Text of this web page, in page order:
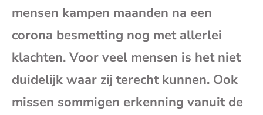
mensen kampen maanden na een
corona besmetting nog met allerlei
klachten. Voor veel mensen is het niet
duidelijk waar zij terecht kunnen. Ook
missen sommigen erkenning vanuit de